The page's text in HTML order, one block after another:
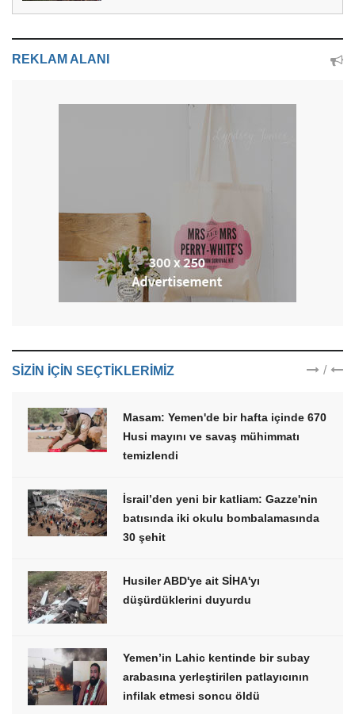
REKLAM ALANI
SIZIN IÇIN SEÇTIKLERIMIZ /
Masam: Yemen'de bir hafta içinde 670
Husi mayını ve savaş mühimmatı
temizlendi
İsrail’den yeni bir katliam: Gazze'nin
batısında iki okulu bombalamasında
30 şehit
Husiler ABD'ye ait SİHA'yı
düşürdüklerini duyurdu
Yemen’in Lahic kentinde bir subay
arabasına yerleştirilen patlayıcının
infilak etmesi soncu öldü